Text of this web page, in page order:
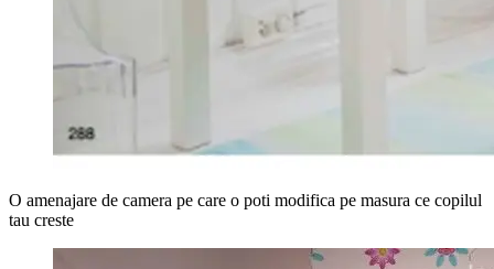
O amenajare de camera pe care o poti modifica pe masura ce copilul
tau creste